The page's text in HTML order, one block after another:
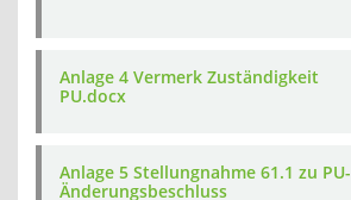
Anlage 4 Vermerk Zuständigkeit
PU.docx
Anlage 5 Stellungnahme 61.1 zu PU-
Änderungsbeschluss